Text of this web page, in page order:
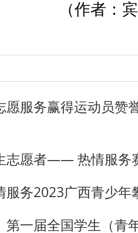
（作者：
愿服务赢得运动员赞
志愿者—— 热情服务
服务2023广西青少年
第一届全国学生（青